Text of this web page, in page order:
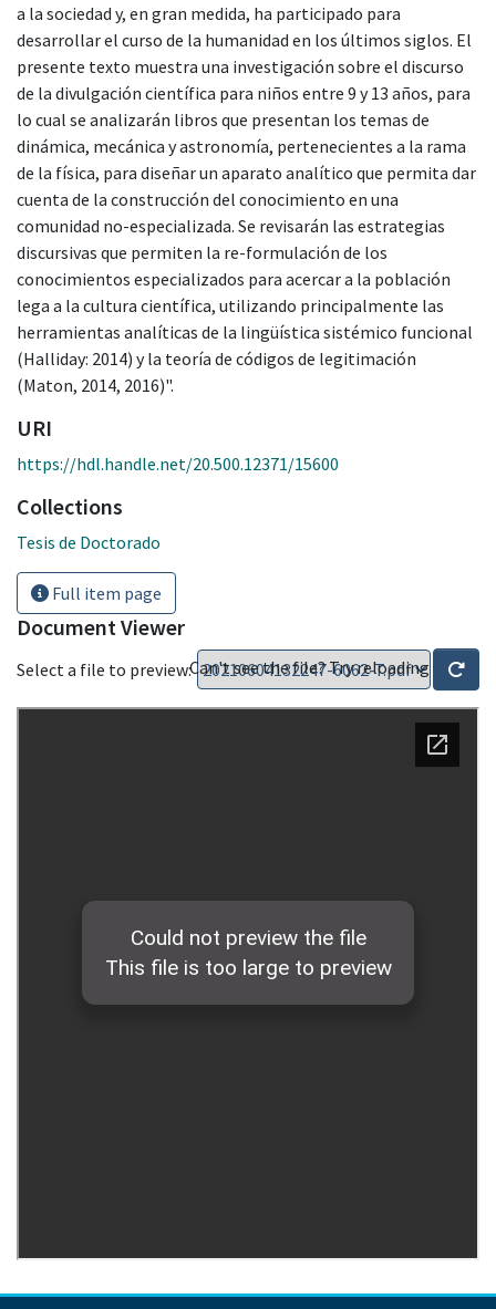
a la sociedad y, en gran medida, ha participado para
desarrollar el curso de la humanidad en los últimos siglos. El
presente texto muestra una investigación sobre el discurso
de la divulgación científica para niños entre 9 y 13 años, para
lo cual se analizarán libros que presentan los temas de
dinámica, mecánica y astronomía, pertenecientes a la rama
de la física, para diseñar un aparato analítico que permita dar
cuenta de la construcción del conocimiento en una
comunidad no-especializada. Se revisarán las estrategias
discursivas que permiten la re-formulación de los
conocimientos especializados para acercar a la población
lega a la cultura científica, utilizando principalmente las
herramientas analíticas de la lingüística sistémico funcional
(Halliday: 2014) y la teoría de códigos de legitimación
(Maton, 2014, 2016)".
URI
https://hdl.handle.net/20.500.12371/15600
Collections
Tesis de Doctorado
Full item page
Document Viewer
Select a file to preview:Can't see the file? Try reloading